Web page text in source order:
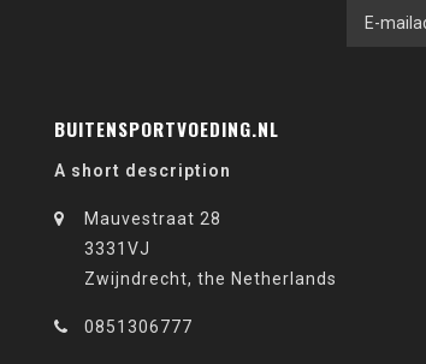
BUITENSPORTVOEDING.NL
A short description
Mauvestraat 28
3331VJ
Zwijndrecht, the Netherlands
0851306777